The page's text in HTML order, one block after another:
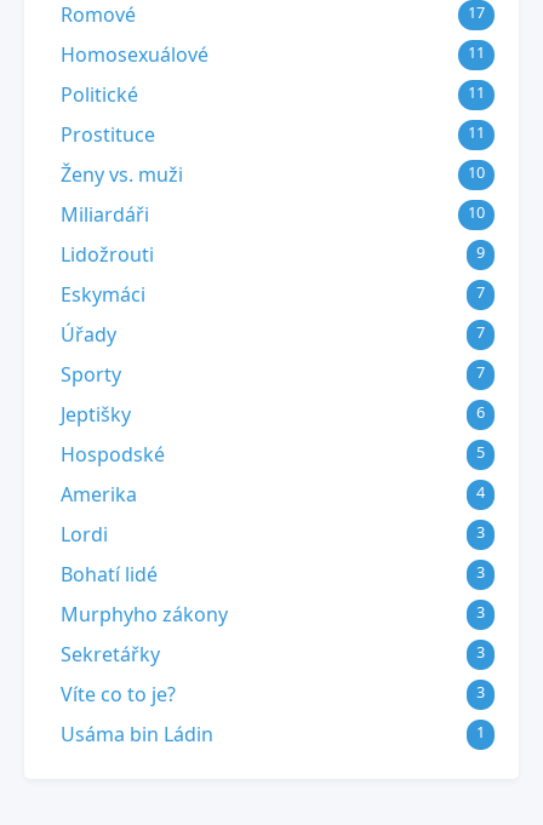
Romové 17
Homosexuálové 11
Politické 11
Prostituce 11
Ženy vs. muži 10
Miliardáři 10
Lidožrouti 9
Eskymáci 7
Úřady 7
Sporty 7
Jeptišky 6
Hospodské 5
Amerika 4
Lordi 3
Bohatí lidé 3
Murphyho zákony 3
Sekretářky 3
Víte co to je? 3
Usáma bin Ládin 1